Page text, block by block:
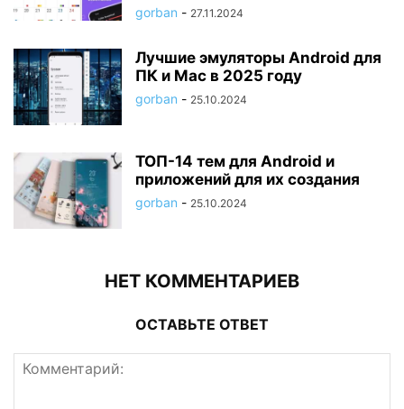
gorban - 27.11.2024
Лучшие эмуляторы Android для
ПК и Mac в 2025 году
gorban - 25.10.2024
ТОП-14 тем для Android и
приложений для их создания
gorban - 25.10.2024
НЕТ КОММЕНТАРИЕВ
ОСТАВЬТЕ ОТВЕТ